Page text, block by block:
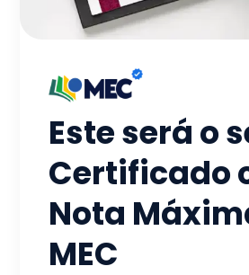
Este será o
Certificado
Nota
MEC